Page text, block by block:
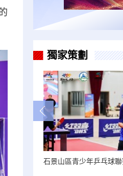
獨家策劃
石景山區青少年乒乓球